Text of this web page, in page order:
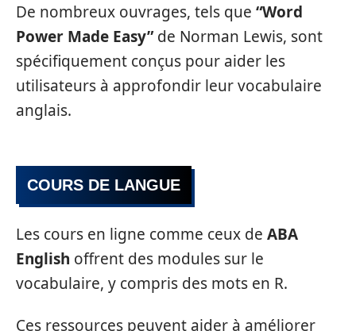
De nombreux ouvrages, tels que “Word
Power Made Easy”de Norman Lewis, sont
spécifiquement conçus pour aider les
utilisateurs à approfondir leur vocabulaire
anglais.
COURS DE LANGUE
Les cours en ligne comme ceux de ABA
English offrent des modules sur le
vocabulaire, y compris des mots en R.
Ces ressources peuvent aider à améliorer